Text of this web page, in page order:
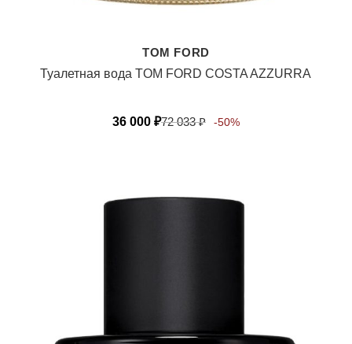
TOM FORD
Туалетная вода TOM FORD COSTA AZZURRA
36 000 ₽72 033₽ -50%